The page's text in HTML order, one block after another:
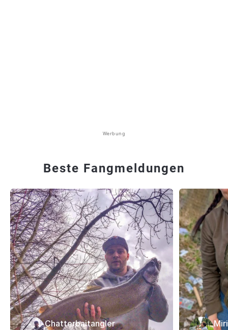
Werbung
Beste Fangmeldungen
Chatterbaitangler